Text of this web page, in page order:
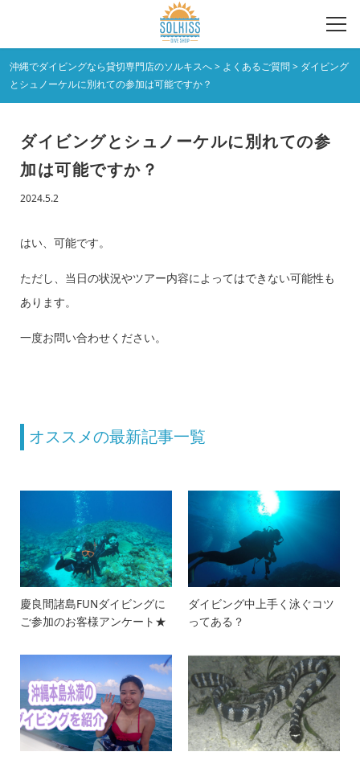
沖縄でダイビングなら貸切専門店のソルキスへ> よくあるご質問> ダイビング
とシュノーケルに別れての参加は可能ですか？
ダイビングとシュノーケルに別れての参
加は可能ですか？
2024.5.2
はい、可能です。
ただし、当日の状況やツアー内容によってはできない可能性も
あります。
一度お問い合わせください。
オススメの最新記事一覧
慶良間諸島FUNダイビングに
ご参加のお客様アンケート★
ダイビング中上手く泳ぐコツ
ってある？